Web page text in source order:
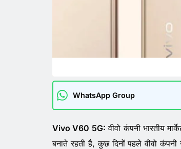
WhatsApp Group
Vivo V60 5G: वीवो कंपनी भारतीय
बनाते रहती है, कुछ दिनों पहले वीवो